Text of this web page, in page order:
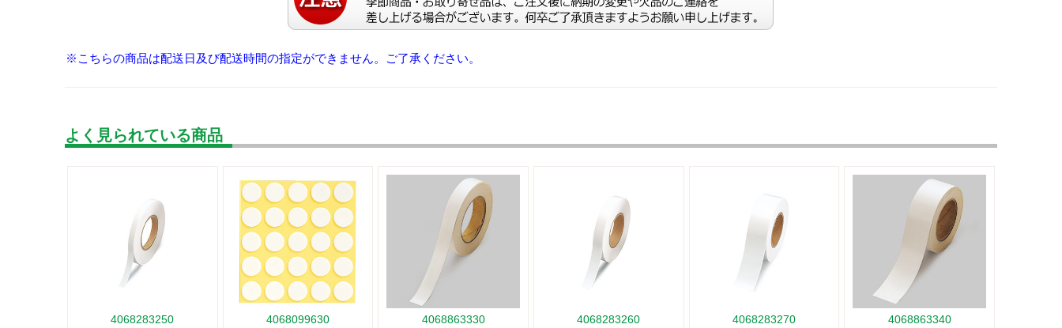
※こちらの商品は配送日及び配送時間の指定ができません。ご了承ください。
よく見られている商品
4068283250 4068099630 4068863330 4068283260 4068283270 4068863340